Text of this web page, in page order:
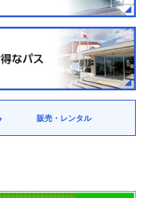
販売・レンタル